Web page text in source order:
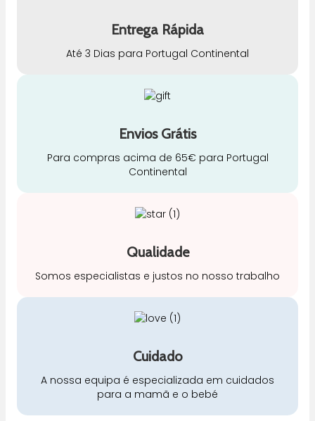
Entrega Rápida
Até 3 Dias para Portugal Continental
Envios Grátis
Para compras acima de 65€ para Portugal
Continental
Qualidade
Somos especialistas e justos no nosso trabalho
Cuidado
A nossa equipa é especializada em cuidados
para a mamã e o bebé